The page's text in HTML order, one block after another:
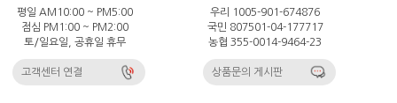
평일 AM10:00 ~ PM5:00
점심 PM1:00 ~ PM2:00
토/일요일, 공휴일 휴무
고객센터 연결
우리 1005-901-674876
국민 807501-04-177717
농협 355-0014-9464-23
상품문의 게시판